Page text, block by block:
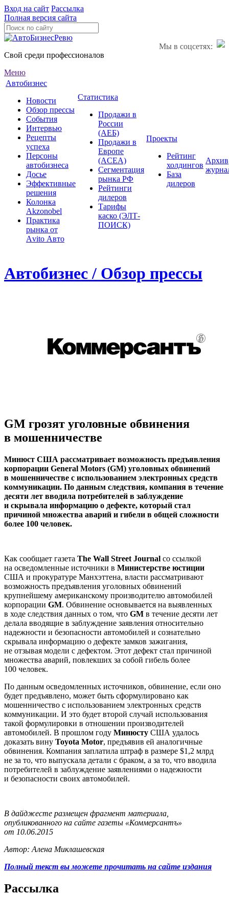
Вход на сайт Рассылка
Полная версия сайта
Мы в соцсетях:
Свой среди профессионалов
Меню
Автобизнес
Новости
Обзор прессы
События
Интервью
Рецепты
успеха
Персоны
автобизнеса
Досье
Эффективные
решения
Колонка
Akzonobel
Практика
рынка от
Аvito Авто
Статистика
Продажи в
России
(АЕБ)
Продажи в
Европе
(ACEA)
Сегментация
рынка РФ
Рейтинги
дилеров
Тарифы
каско (ЭЛТ-
ПОИСК)
Проекты
Рейтинг
холдингов
База
дилеров
Архив
Автобизнес / Обзор прессы
GM грозят уголовные обвинения
в мошенничестве
Минюст США рассматривает возможность предъявления
корпорации General Motors (GM) уголовных обвинений
в мошенничестве с использованием электронных средств
коммуникации. По данным следствия, компания в течение
десяти лет вводила потребителей в заблуждение
и скрывала информацию о дефекте, который стал
причиной множества аварий и гибели в общей сложности
более 100 человек.
Как сообщает газета The Wall Street Journal со ссылкой
на осведомленные источники в Министерстве юстиции
США и прокуратуре Манхэттена, власти рассматривают
возможность предъявления уголовных обвинений
крупнейшему американскому производителю автомобилей
корпорации GM. Обвинение основывается на выявленных
в ходе следствия данных о том, что GM в течение десяти лет
делала вводящие в заблуждение заявления относительно
надежности и безопасности автомобилей и сознательно
скрывала информацию о дефекте замков зажигания,
не отзывая модели с дефектом. Этот дефект стал причиной
множества аварий, повлекших за собой гибель более
100 человек.
По данным осведомленных источников, обвинение, если оно
будет предъявлено, может быть сформулировано как
мошенничество с использованием электронных средств
коммуникации. И это будет второй случай использования
такой формулировки в отношении производителей
автомобилей. В прошлом году Минюсту США удалось
доказать вину Toyota Motor, предъявив ей аналогичные
обвинения. Компания заплатила штраф в размере $1,2 млрд
не за то, что выпускала детали с браком, а за то, что вводила
потребителей в заблуждение заявлениями о надежности
и безопасности своих автомобилей.
В дайджесте размещен фрагмент материала,
опубликованного на сайте газеты «Коммерсантъ»
от 10.06.2015
Автор: Алена Миклашевская
Полный текст вы можете прочитать на сайте издания
Рассылка